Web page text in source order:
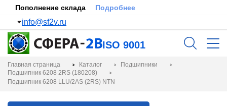
Пополнение склада Подробнее
info@sf2v.ru
ISO 9001
Главная страница Каталог
Подшипники
Подшипник 6208 2RS (180208)
Подшипник 6208 LLU/2AS (2RS) NTN